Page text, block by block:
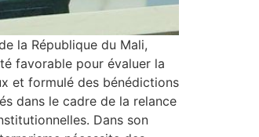
la République du Mali,
favorable pour évaluer la
et formulé des bénédictions
dans le cadre de la relance
Dans son